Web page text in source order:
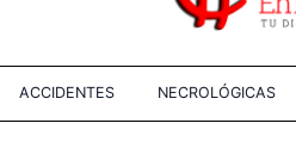
ACCIDENTES NECROLÓGICAS